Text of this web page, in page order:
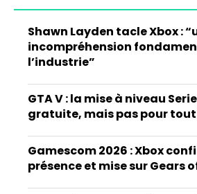
Shawn Layden tacle Xbox :
incompréhension
l’industrie”
GTA V : la mise à niveau
gratuite, mais pas pour
Gamescom 2026 : Xbox
présence et mise sur Gears